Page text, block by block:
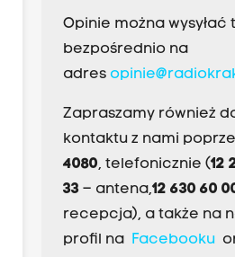
Opinie można wysyłać
bezpośrednio na
adres
Zapraszamy również
kontaktu z nami
4080, telefonicznie (12
33– antena,12 630 60
recepcja), a także na
profil na Facebooku